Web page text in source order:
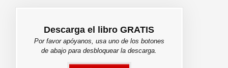
Descarga el libro GRATIS
Por favor apóyanos, usa uno de los botones
de abajo para desbloquear la descarga.